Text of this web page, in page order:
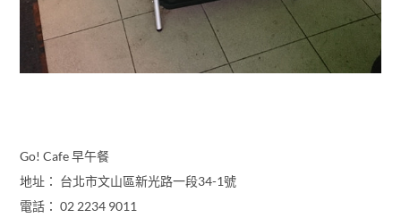
Go! Cafe 早午餐
地址： 台北市文山區新光路一段34-1號
電話： 02 2234 9011